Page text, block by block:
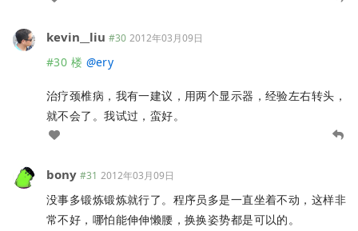
kevin__liu #30 2012年03月09日
#30 楼 @ery
治疗颈椎病，我有一建议，用两个显示器，经验左右转头，
就不会了。我试过，蛮好。
bony #31 2012年03月09日
没事多锻炼锻炼就行了。程序员多是一直坐着不动，这样非
常不好，哪怕能伸伸懒腰，换换姿势都是可以的。